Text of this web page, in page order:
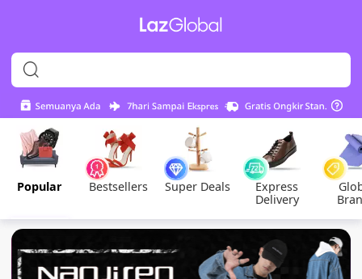
Popular Bestsellers Super Deals
Express
Delivery